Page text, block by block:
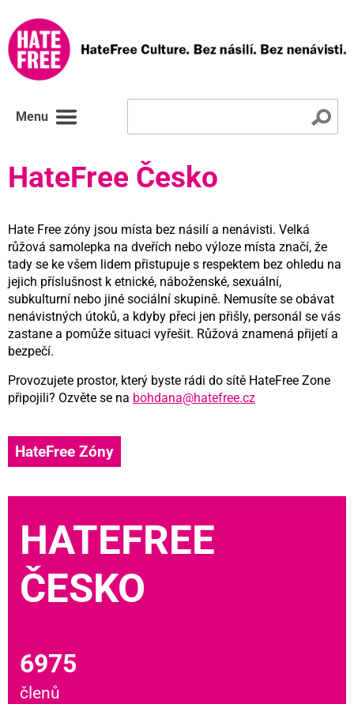
Menu
HateFree Česko
Hate Free zóny jsou místa bez násilí a nenávisti. Velká
růžová samolepka na dveřích nebo výloze místa značí, že
tady se ke všem lidem přistupuje s respektem bez ohledu na
jejich příslušnost k etnické, náboženské, sexuální,
subkulturní nebo jiné sociální skupině. Nemusíte se obávat
nenávistných útoků, a kdyby přeci jen přišly, personál se vás
zastane a pomůže situaci vyřešit. Růžová znamená přijetí a
bezpečí.
Provozujete prostor, který byste rádi do sítě HateFree Zone
připojili? Ozvěte se na bohdana@hatefree.cz
HateFree Zóny
HATEFREE
ČESKO
6975
členů